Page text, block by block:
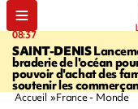
08:37
SAINT-DENIS
braderie de l'océan
pouvoir d'achat des
soutenir les
Accueil France - Monde